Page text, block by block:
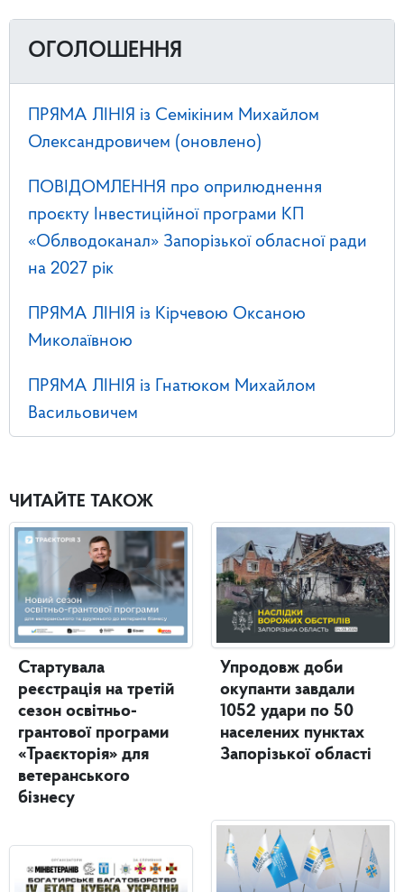
ОГОЛОШЕННЯ
ПРЯМА ЛІНІЯ із Семікіним Михайлом
Олександровичем (оновлено)
ПОВІДОМЛЕННЯ про оприлюднення
проєкту Інвестиційної програми КП
«Облводоканал» Запорізької обласної ради
на 2027 рік
ПРЯМА ЛІНІЯ із Кірчевою Оксаною
Миколаївною
ПРЯМА ЛІНІЯ із Гнатюком Михайлом
Васильовичем
ЧИТАЙТЕ ТАКОЖ
Стартувала
реєстрація на третій
сезон освітньо-
грантової програми
«Траєкторія» для
ветеранського
бізнесу
Упродовж доби
окупанти завдали
1052 удари по 50
населених пунктах
Запорізької області